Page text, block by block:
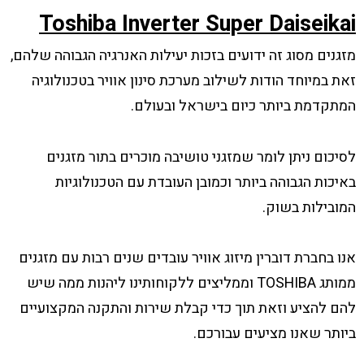
Toshiba Inverter Super Daiseikai
מזגנים מסוג זה ידועים בזכות יעילות האנרגיה הגבוהה שלהם,
זאת במיוחד הודות לשילוב מערכת סינון אוויר בטכנולוגיה
המתקדמת ביותר כיום בישראל ובעולם.
לסיכום ניתן לומר שמזגני טושיבה מוכרים בתור מזגנים
באיכות הגבוהה ביותר וכמובן העובדת עם הטכנולוגיות
המובילות בשוק.
אנו בחברת דוברין מיזוג אוויר עובדים שנים רבות עם מזגנים
ממותג TOSHIBA וממליצים ללקוחותינו ליהנות ממה שיש
להם להציע וזאת תוך כדי קבלת שירות והתקנה המקצועיים
ביותר שאנו מציעים עבורכם.